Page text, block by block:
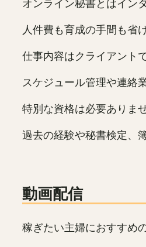
オンライン秘書とはイン
人件費も育成の手間も省
仕事内容はクライアント
スケジュール管理や連絡
特別な資格は必要ありま
過去の経験や秘書検定、
動画配信
稼ぎたい主婦におすすめ